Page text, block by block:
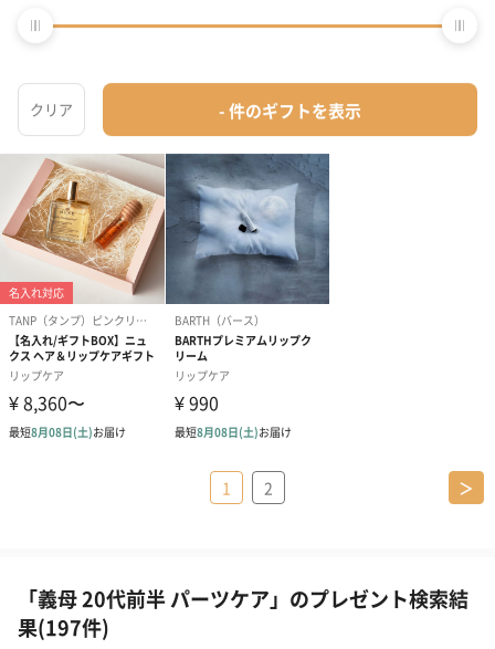
1 2 ＞
「義母 20代前半 パーツケア」のプレゼント検索結
果(197件)